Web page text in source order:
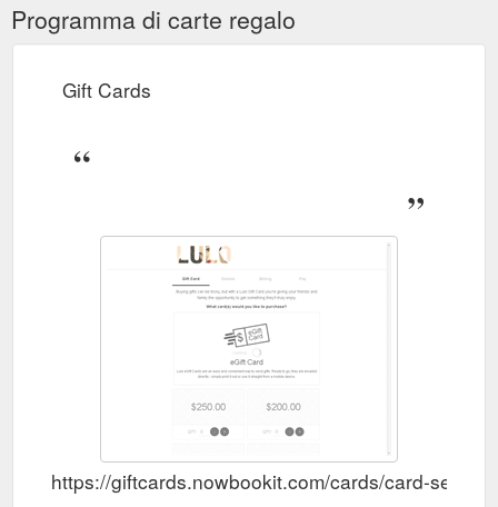
Programma di carte regalo
Gift Cards
https://giftcards.nowbookit.com/cards/card-